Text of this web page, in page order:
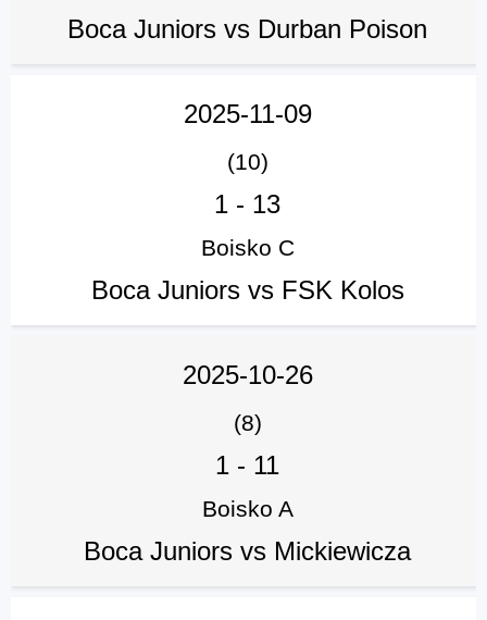
Boca Juniors vs Durban Poison
2025-11-09
(10)
1 - 13
Boisko C
Boca Juniors vs FSK Kolos
2025-10-26
(8)
1 - 11
Boisko A
Boca Juniors vs Mickiewicza